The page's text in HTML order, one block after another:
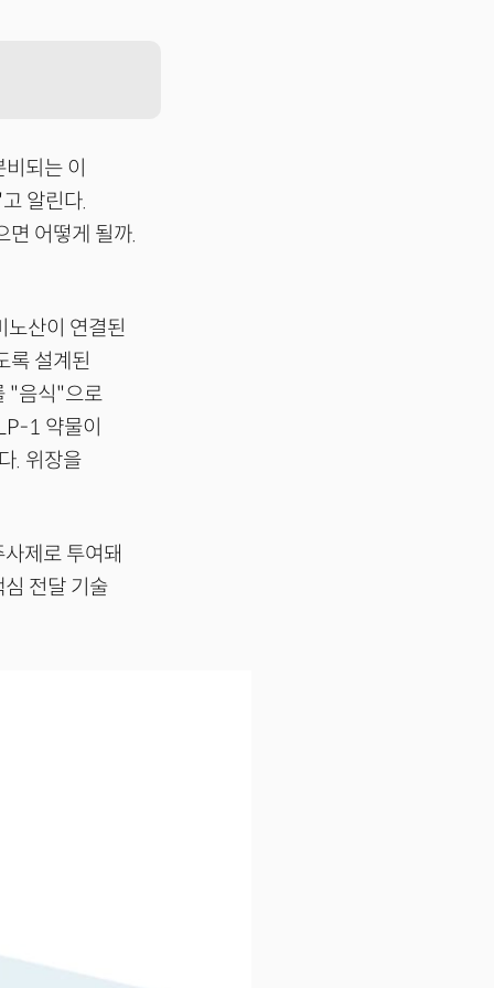
되는 이
알린다.
면 어떻게 될까.
산이 연결된
록 설계된
"음식"으로
1 약물이
. 위장을
제로 투여돼
전달 기술